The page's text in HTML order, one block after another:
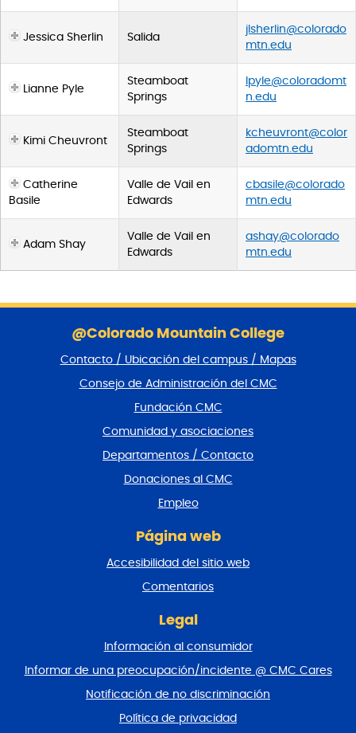
Jessica Sherlin Salida
jlsherlin@colorado
mtn.edu
Lianne Pyle
Steamboat
Springs
lpyle@coloradomt
n.edu
Kimi Cheuvront
Steamboat
Springs
kcheuvront@color
adomtn.edu
Catherine
Basile
Valle de Vail en
Edwards
cbasile@colorado
mtn.edu
Adam Shay
Valle de Vail en
Edwards
ashay@colorado
mtn.edu
@Colorado Mountain College
Contacto / Ubicación del campus / Mapas
Consejo de Administración del CMC
Fundación CMC
Comunidad y asociaciones
Departamentos / Contacto
Donaciones al CMC
Empleo
Página web
Accesibilidad del sitio web
Comentarios
Legal
Información al consumidor
Informar de una preocupación/incidente @ CMC Cares
Notificación de no discriminación
Política de privacidad